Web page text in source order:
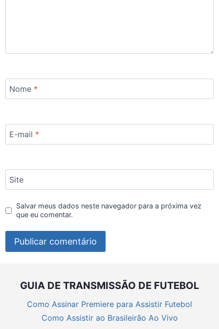
Nome *
E-mail *
Site
Salvar meus dados neste navegador para a próxima vez
que eu comentar.
GUIA DE TRANSMISSÃO DE FUTEBOL
Como Assinar Premiere para Assistir Futebol
Como Assistir ao Brasileirão Ao Vivo